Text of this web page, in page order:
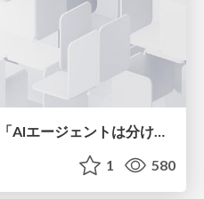
白金鉱業Meetup_Vol.24_「AIエージェントは分けるほど良い」は本当か？ / Is it true that “the more you divide AI agents, the better”?
1 580